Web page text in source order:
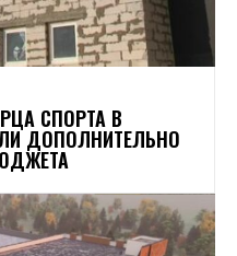
СПОРТА В
ДОПОЛНИТЕЛЬНО